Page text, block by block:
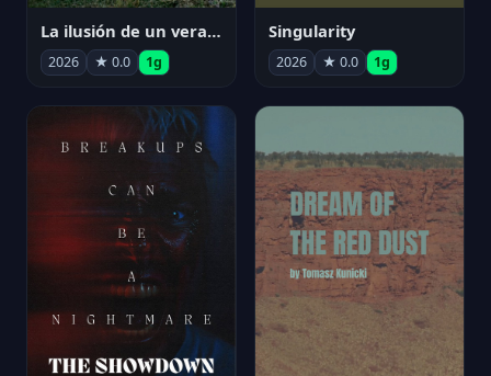
La ilusión de un verano sin fin
2026 ★ 0.0 1g
Singularity
2026 ★ 0.0 1g